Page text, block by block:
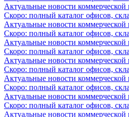
Актуальные новости
Скоро: полный каталог офисов,
Актуальные новости
Скоро: полный каталог офисов,
Актуальные новости
Скоро: полный каталог офисов,
Актуальные новости
Скоро: полный каталог офисов,
Актуальные новости
Скоро: полный каталог офисов,
Актуальные новости
Скоро: полный каталог офисов,
Актуальные новости